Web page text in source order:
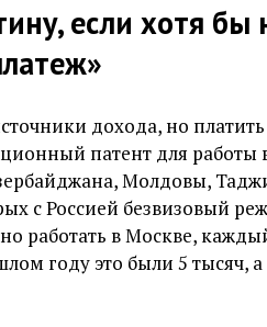
если хотя бы
дохода, но платить
патент для работы
Молдовы,
с Россией безвизовый
работать в Москве,
году это были 5 тысяч, а